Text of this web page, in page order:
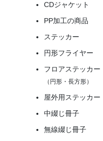
CDジャケット
PP加工の商品
ステッカー
円形フライヤー
フロアステッカー
（円形・長方形）
屋外用ステッカー
中綴じ冊子
無線綴じ冊子